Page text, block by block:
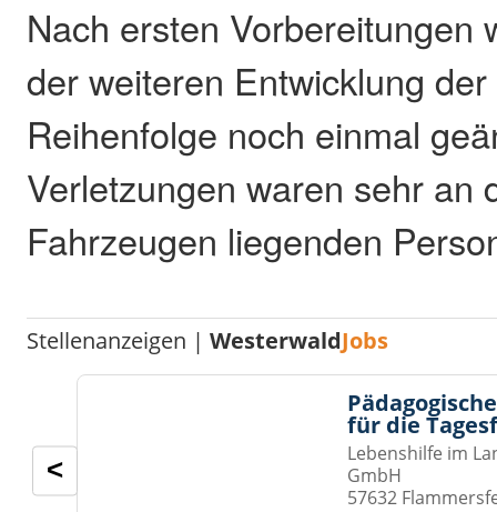
Nach ersten Vorbereitungen
der weiteren Entwicklung
Reihenfolge noch einmal
Verletzungen waren sehr an
Fahrzeugen liegenden
Stellenanzeigen |WesterwaldJobs
für die
Lebenshilfe im
GmbH
57632
<